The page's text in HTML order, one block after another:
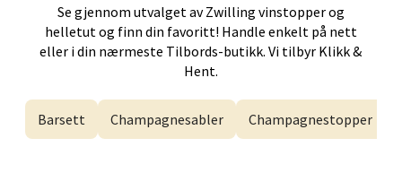
Se gjennom utvalget avZwilling vinstopper og
helletut og finn din favoritt! Handle enkelt på nett
eller i din nærmeste Tilbords-butikk. Vi tilbyr Klikk &
Hent.
Barsett Champagnesabler Champagnestopper
Velg
Gjøvik - CC Gjøvik
Jernbanesvingen 6, 2821 Gjøvik